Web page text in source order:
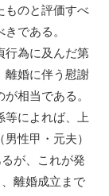
ものと評価すべ
である。
為に及んだ第
離婚に伴う慰謝
相当である。
によれば、上
性甲・元夫）
が、これが発
離婚成立まで